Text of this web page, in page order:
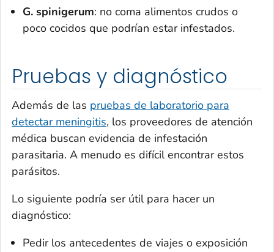
G. spinigerum: no coma alimentos crudos o
poco cocidos que podrían estar infestados.
Pruebas y diagnóstico
Además de las pruebas de laboratorio para
detectar meningitis, los proveedores de atención
médica buscan evidencia de infestación
parasitaria. A menudo es difícil encontrar estos
parásitos.
Lo siguiente podría ser útil para hacer un
diagnóstico:
Pedir los antecedentes de viajes o exposición